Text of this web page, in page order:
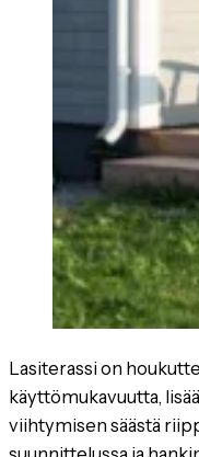
Lasiterassi on
käyttömukavuutta,
viihtymisen säästä